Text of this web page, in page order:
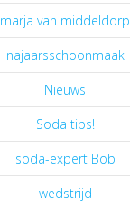
marja van middeldorp
najaarsschoonmaak
Nieuws
Soda tips!
soda-expert Bob
wedstrijd